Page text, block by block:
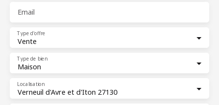
Email
Vente
Type d'offre
Maison
Type de bien
Verneuil d'Avre et d'Iton 27130
Localisation